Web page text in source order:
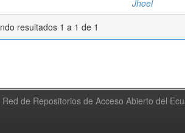
Jhoel
resultados 1 a 1 de 1
de Repositorios de Acceso Abierto del